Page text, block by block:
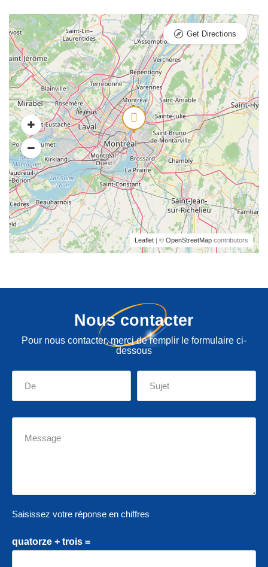
Leaflet | © OpenStreetMap contributors
Get Directions
Nous contacter
Pour nous contacter, merci de remplir le formulaire ci-
dessous
Saisissez votre réponse en chiffres
quatorze + trois =